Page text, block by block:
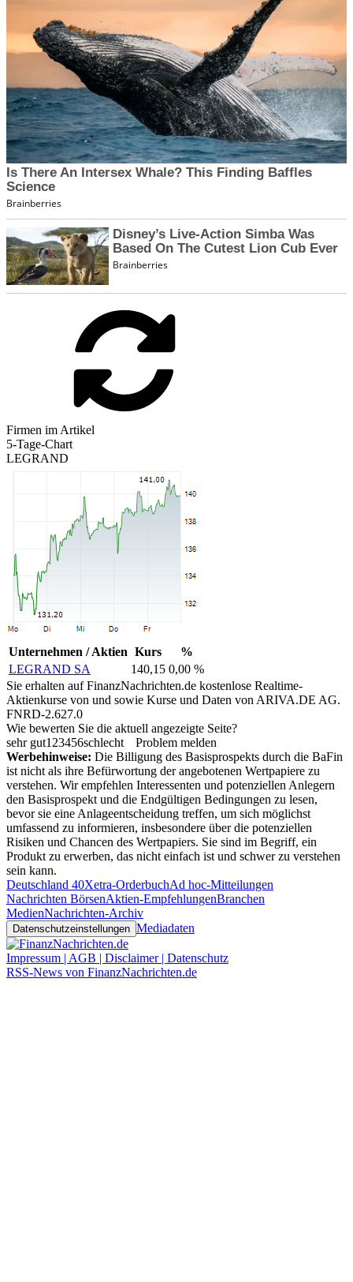
Firmen im Artikel
5-Tage-Chart
LEGRAND
Unternehmen / Aktien Kurs
%
LEGRAND SA
140,15 0,00 %
Sie erhalten auf FinanzNachrichten.de kostenlose Realtime-
Aktienkurse von und sowie Kurse und Daten von ARIVA.DE AG.
FNRD-2.627.0
Wie bewerten Sie die aktuell angezeigte Seite?
sehr gut1 23456schlecht
Problem melden
Werbehinweise: Die Billigung des Basisprospekts durch die BaFin
ist nicht als ihre Befürwortung der angebotenen Wertpapiere zu
verstehen. Wir empfehlen Interessenten und potenziellen Anlegern
den Basisprospekt und die Endgültigen Bedingungen zu lesen,
bevor sie eine Anlageentscheidung treffen, um sich möglichst
umfassend zu informieren, insbesondere über die potenziellen
Risiken und Chancen des Wertpapiers. Sie sind im Begriff, ein
Produkt zu erwerben, das nicht einfach ist und schwer zu verstehen
sein kann.
Deutschland 40Xetra-OrderbuchAd hoc-Mitteilungen
Nachrichten BörsenAktien-EmpfehlungenBranchen
MedienNachrichten-Archiv
Datenschutzeinstellungen Mediadaten
Impressum | AGB | Disclaimer | Datenschutz
RSS-News von FinanzNachrichten.de